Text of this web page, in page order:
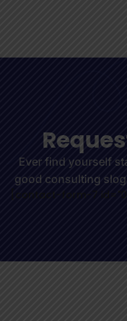
Reques
Ever find yourself
good consulting
[contact-form-7